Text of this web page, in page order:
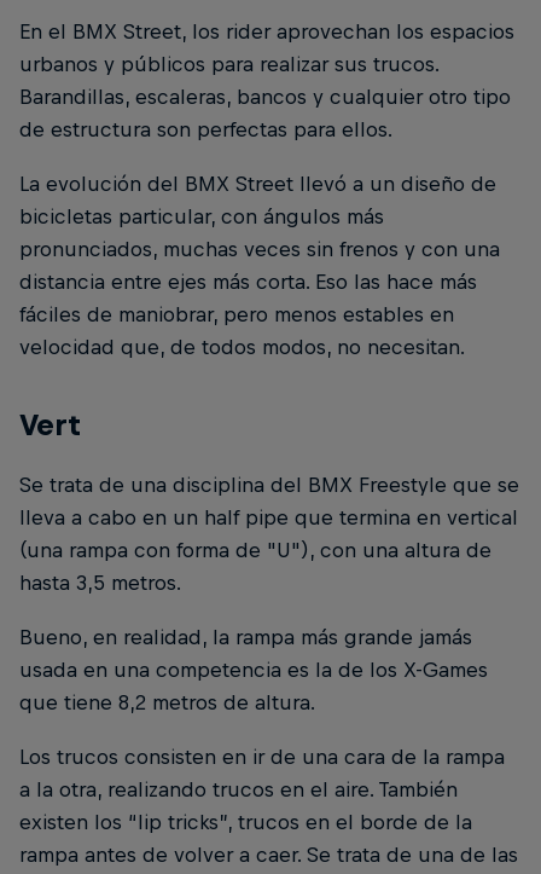
En el BMX Street, los rider aprovechan los espacios
urbanos y públicos para realizar sus trucos.
Barandillas, escaleras, bancos y cualquier otro tipo
de estructura son perfectas para ellos.
La evolución del BMX Street llevó a un diseño de
bicicletas particular, con ángulos más
pronunciados, muchas veces sin frenos y con una
distancia entre ejes más corta. Eso las hace más
fáciles de maniobrar, pero menos estables en
velocidad que, de todos modos, no necesitan.
Vert
Se trata de una disciplina del BMX Freestyle que se
lleva a cabo en un half pipe que termina en vertical
(una rampa con forma de "U"), con una altura de
hasta 3,5 metros.
Bueno, en realidad, la rampa más grande jamás
usada en una competencia es la de los X-Games
que tiene 8,2 metros de altura.
Los trucos consisten en ir de una cara de la rampa
a la otra, realizando trucos en el aire. También
existen los “lip tricks”, trucos en el borde de la
rampa antes de volver a caer. Se trata de una de las